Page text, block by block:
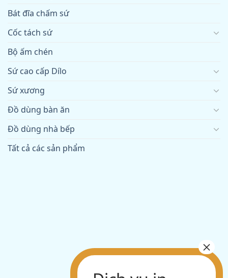
Bát đĩa chấm sứ
Cốc tách sứ
Bộ ấm chén
Sứ cao cấp Dílo
Sứ xương
Đồ dùng bàn ăn
Đồ dùng nhà bếp
Tất cả các sản phẩm